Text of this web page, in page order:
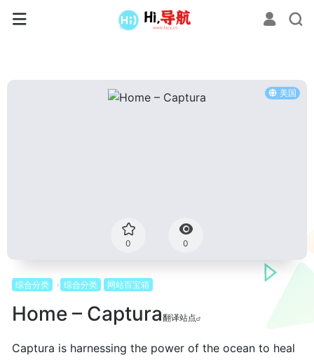
美国
0 0
综合分类 综合分类 网站百宝箱
Home – Captura翻译站点
Captura is harnessing the power of the ocean to heal